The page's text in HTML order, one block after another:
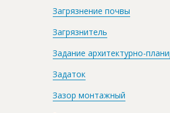
Загрязнение почвы
Загрязнитель
Задание архитектурно-
Задаток
Зазор монтажный